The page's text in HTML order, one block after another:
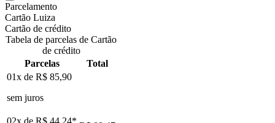
Parcelamento
Cartão Luiza
Cartão de crédito
Tabela de parcelas de Cartão
de crédito
Parcelas
Total
01x de R$ 85,90
sem juros
02x de R$ 44,24*